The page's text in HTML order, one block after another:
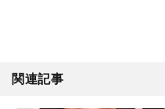
関連記事